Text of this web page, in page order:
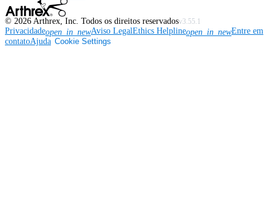
© 2026 Arthrex, Inc. Todos os direitos reservadosv3.55.1
Privacidadeopen_in_newAviso LegalEthics Helplineopen_in_newEntre em
contatoAjuda Cookie Settings